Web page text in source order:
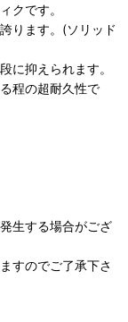
クです。
ります。(ソリッド
に抑えられます。
程の超耐久性で
生する場合がござ
すのでご了承下さ